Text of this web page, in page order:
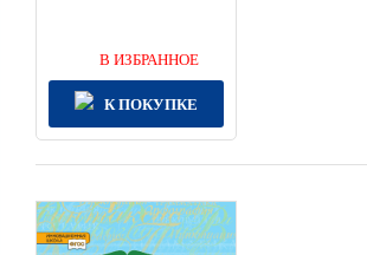
В ИЗБРАННОЕ
К ПОКУПКЕ